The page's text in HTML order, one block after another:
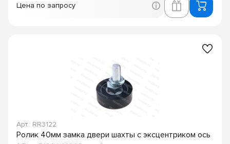
Цена по запросу
Арт.: RR3122
Ролик 40мм замка двери шахты с эксцентриком ось